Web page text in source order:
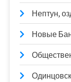
Нептун,
Новые